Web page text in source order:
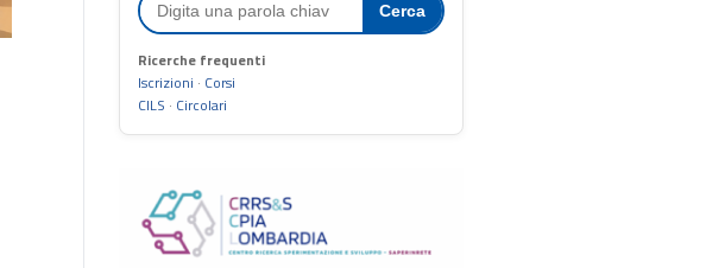
Cerca
Ricerche frequenti
Iscrizioni · Corsi
CILS · Circolari